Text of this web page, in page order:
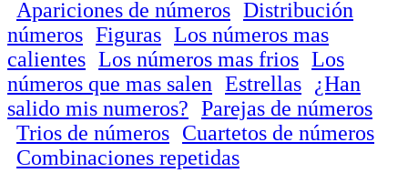
Apariciones de números Distribución
números Figuras Los números mas
calientes Los números mas frios Los
números que mas salen Estrellas
¿Han
salido mis numeros? Parejas de números
Trios de números Cuartetos de números
Combinaciones repetidas